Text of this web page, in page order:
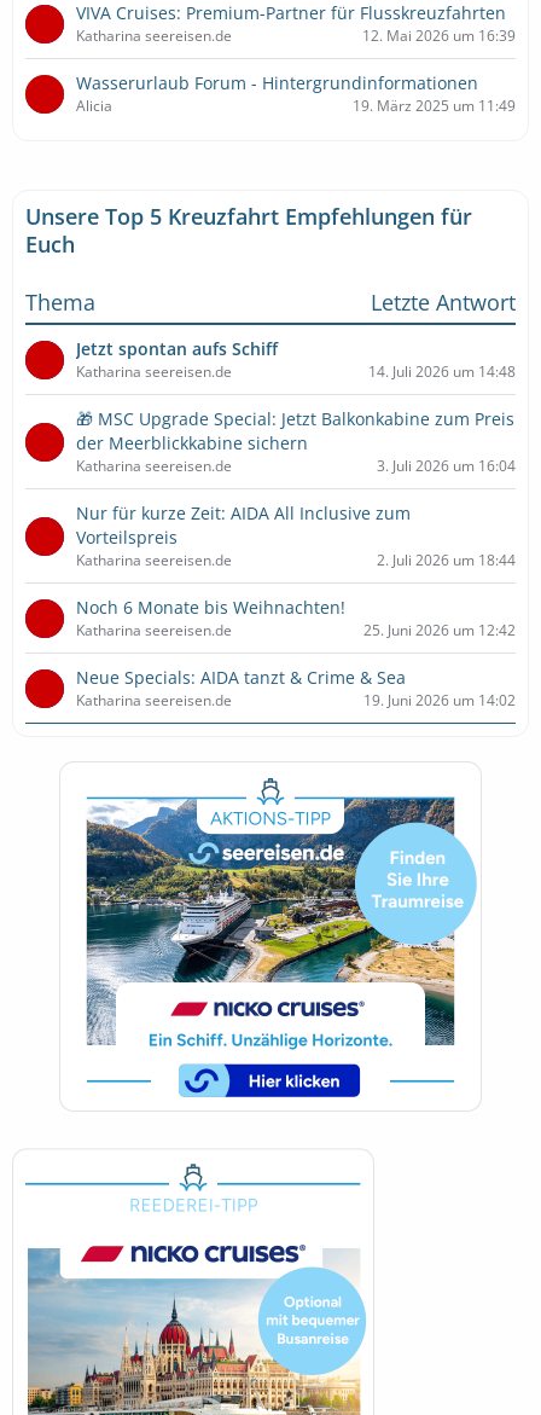
VIVA Cruises: Premium-Partner für Flusskreuzfahrten
Katharina seereisen.de 12. Mai 2026 um 16:39
Wasserurlaub Forum - Hintergrundinformationen
Alicia 19. März 2025 um 11:49
Unsere Top 5 Kreuzfahrt Empfehlungen für
Euch
Thema
Letzte Antwort
Jetzt spontan aufs Schiff
Katharina seereisen.de 14. Juli 2026 um 14:48
🎁 MSC Upgrade Special: Jetzt Balkonkabine zum Preis
der Meerblickkabine sichern
Katharina seereisen.de 3. Juli 2026 um 16:04
Nur für kurze Zeit: AIDA All Inclusive zum
Vorteilspreis
Katharina seereisen.de 2. Juli 2026 um 18:44
Noch 6 Monate bis Weihnachten!
Katharina seereisen.de 25. Juni 2026 um 12:42
Neue Specials: AIDA tanzt & Crime & Sea
Katharina seereisen.de 19. Juni 2026 um 14:02